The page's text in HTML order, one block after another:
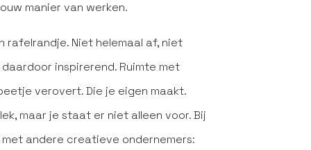
manier van werken.
rafelrandje. Niet helemaal af, niet
inspirerend. Ruimte met
verovert. Die je eigen maakt.
maar je staat er niet alleen voor. Bij
andere creatieve ondernemers: